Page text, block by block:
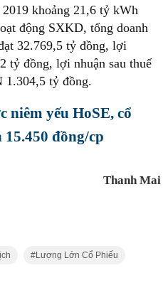
khoảng 21,6 tỷ kWh
động SXKD, tổng doanh
32.769,5 tỷ đồng, lợi
tỷ đồng, lợi nhuận sau thuế
1.304,5 tỷ đồng.
niêm yếu HoSE, cổ
đồng/cp
Thanh Mai
Lượng Lớn Cổ Phiếu